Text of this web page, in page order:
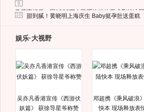
9
马蓉离婚后，砸1000万人民币给媒体要求删掉这照
10 甜到腻！黄晓明上海庆生 Baby挺孕肚送蛋糕
娱乐·大视野
吴亦凡香港宣传《西游伏
妖篇》 获徐导星爷称赞
邓超携《乘风破浪
快本 现场释放表